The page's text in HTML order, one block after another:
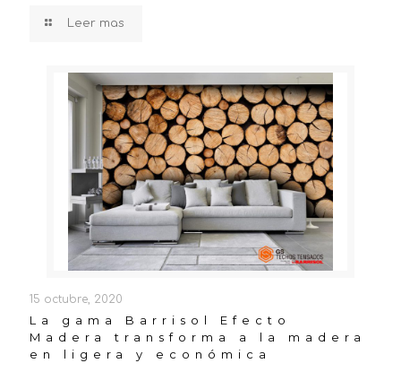
Leer mas
15 octubre, 2020
La gama Barrisol Efecto
Madera transforma a la madera
en ligera y económica